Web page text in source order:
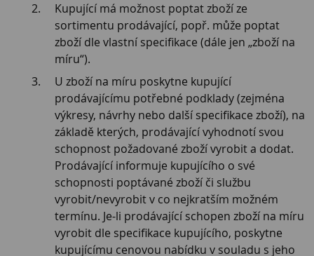
Kupující má možnost poptat zboží ze
sortimentu prodávající, popř. může poptat
zboží dle vlastní specifikace (dále jen „zboží na
míru“).
U zboží na míru poskytne kupující
prodávajícímu potřebné podklady (zejména
výkresy, návrhy nebo další specifikace zboží), na
základě kterých, prodávající vyhodnotí svou
schopnost požadované zboží vyrobit a dodat.
Prodávající informuje kupujícího o své
schopnosti poptávané zboží či službu
vyrobit/nevyrobit v co nejkratším možném
termínu. Je-li prodávající schopen zboží na míru
vyrobit dle specifikace kupujícího, poskytne
kupujícímu cenovou nabídku v souladu s jeho